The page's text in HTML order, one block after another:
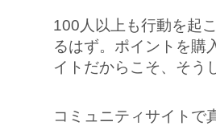
100人以上も行動を起
るはず。ポイントを購
イトだからこそ、そう
コミュニティサイトで